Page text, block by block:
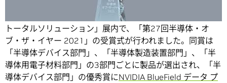
2021年10月に東京ビッグサイトにて開催された「電子機器
トータルソリューション」展内で、「第27回半導体・オ
ブ・ザ・イヤー 2021」の受賞式が行われました。 同賞は
「半導体デバイス部門」、「半導体製造装置部門」、「半
導体用電子材料部門」の3部門ごとに製品が選出され、「半
導体デバイス部門」の優秀賞にNVIDIA BlueField データ プ